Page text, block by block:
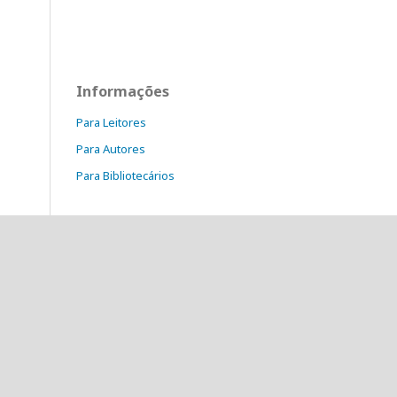
Informações
Para Leitores
Para Autores
Para Bibliotecários